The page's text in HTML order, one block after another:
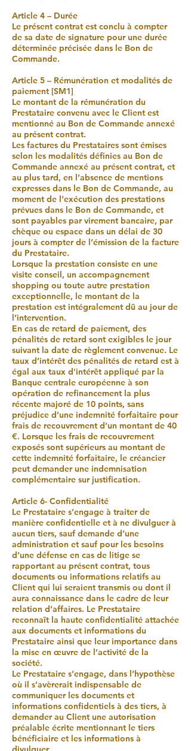
Article 4 – Durée
Le présent contrat est conclu à compter
de sa date de signature pour une durée
déterminée précisée dans le Bon de
Commande.
Article 5 – Rémunération et modalités de
paiement [SM1]
Le montant de la rémunération du
Prestataire convenu avec le Client est
mentionné au Bon de Commande annexé
au présent contrat.
Les factures du Prestataires sont émises
selon les modalités définies au Bon de
Commande annexé au présent contrat, et
au plus tard, en l’absence de mentions
expresses dans le Bon de Commande, au
moment de l’exécution des prestations
prévues dans le Bon de Commande, et
sont payables par virement bancaire, par
chèque ou espace dans un délai de 30
jours à compter de l’émission de la facture
du Prestataire.
Lorsque la prestation consiste en une
visite conseil, un accompagnement
shopping ou toute autre prestation
exceptionnelle, le montant de la
prestation est intégralement dû au jour de
l’intervention.
En cas de retard de paiement, des
pénalités de retard sont exigibles le jour
suivant la date de règlement convenue. Le
taux d’intérêt des pénalités de retard est à
égal aux taux d'intérêt appliqué par la
Banque centrale européenne à son
opération de refinancement la plus
récente majoré de 10 points, sans
préjudice d’une indemnité forfaitaire pour
frais de recouvrement d’un montant de 40
€. Lorsque les frais de recouvrement
exposés sont supérieurs au montant de
cette indemnité forfaitaire, le créancier
peut demander une indemnisation
complémentaire sur justification.
Article 6- Confidentialité
Le Prestataire s’engage à traiter de
manière confidentielle et à ne divulguer à
aucun tiers, sauf demande d’une
administration et sauf pour les besoins
d’une défense en cas de litige se
rapportant au présent contrat, tous
documents ou informations relatifs au
Client qui lui seraient transmis ou dont il
aura connaissance dans le cadre de leur
relation d’affaires. Le Prestataire
reconnaît la haute confidentialité attachée
aux documents et informations du
Prestataire ainsi que leur importance dans
la mise en œuvre de l’activité de la
société.
Le Prestataire s’engage, dans l’hypothèse
où il s’avèrerait indispensable de
communiquer les documents et
informations confidentiels à des tiers, à
demander au Client une autorisation
préalable écrite mentionnant le tiers
bénéficiaire et les informations à